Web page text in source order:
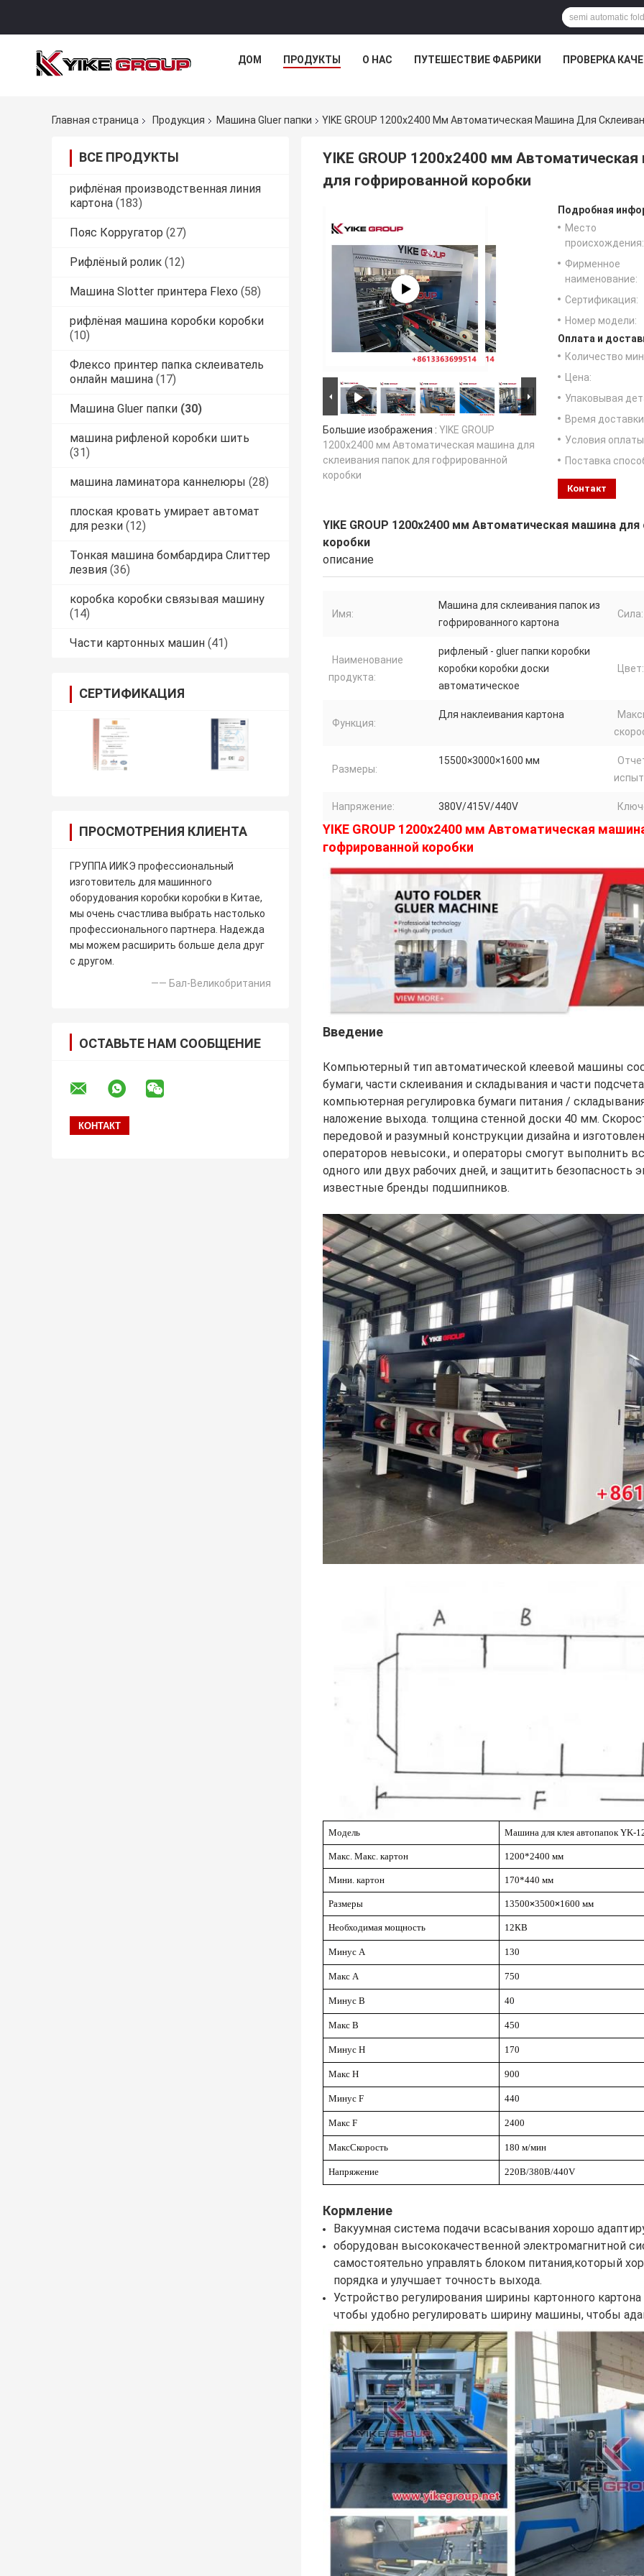
ДОМ ПРОДУКТЫ О НАС ПУТЕШЕСТВИЕ ФАБРИКИ ПРОВЕРКА
Главная страница Продукция Машина Gluer папки YIKE GROUP 1200x2400 Мм Автоматическая Машина Для
ВСЕ ПРОДУКТЫ
рифлёная производственная линия
картона (183)
Пояс Корругатор (27)
Рифлёный ролик (12)
Машина Slotter принтера Flexo (58)
рифлёная машина коробки коробки
(10)
Флексо принтер папка склеиватель
онлайн машина (17)
Машина Gluer папки (30)
машина рифленой коробки шить
(31)
машина ламинатора каннелюры (28)
плоская кровать умирает автомат
для резки (12)
Тонкая машина бомбардира Слиттер
лезвия (36)
коробка коробки связывая машину
(14)
Части картонных машин (41)
СЕРТИФИКАЦИЯ
ПРОСМОТРЕНИЯ КЛИЕНТА
ГРУППА ИИКЭ профессиональный
изготовитель для машинного
оборудования коробки коробки в Китае,
мы очень счастлива выбрать настолько
профессионального партнера. Надежда
мы можем расширить больше дела друг
с другом.
—— Бал-Великобритания
ОСТАВЬТЕ НАМ СООБЩЕНИЕ
YIKE GROUP 1200x2400 мм
для гофрированной коробки
Большие изображения : YIKE GROUP
1200x2400 мм Автоматическая машина для
склеивания папок для гофрированной
коробки
Подробная
Место
происхождения:
Фирменное
наименование:
Сертификация:
Номер модели:
Оплата и
Количество
Цена:
Упаковывая
Время
Условия
Поставка
Контакт
YIKE GROUP 1200x2400 мм Автоматическая машина
коробки
описание
Имя:
Машина для склеивания папок из
гофрированного картона
Сила:
Наименование
продукта:
рифленый - gluer папки коробки
коробки коробки доски
автоматическое
Цвет:
Функция:
Для наклеивания картона
Размеры:
15500×3000×1600 мм
Напряжение: 380V/415V/440V
YIKE GROUP 1200x2400 мм Автоматическая
гофрированной коробки
Введение
Компьютерный тип автоматической клеевой машины
бумаги, части склеивания и складывания и части
компьютерная регулировка бумаги питания /
наложение выхода. толщина стенной доски 40 мм.
передовой и разумный конструкции дизайна и
операторов невысоки., и операторы смогут выполнить
одного или двух рабочих дней, и защитить безопасность
известные бренды подшипников.
Модель Машина для клея автопапок YK-
Макс. Макс. картон 1200*2400 мм
Мини. картон 170*440 мм
Размеры 13500×3500×1600 мм
Необходимая мощность 12КВ
Минус А 130
Макс А 750
Минус B 40
Макс B 450
Минус H 170
Макс H 900
Минус F 440
Макс F 2400
МаксСкорость 180 м/мин
Напряжение 220В/380В/440V
Кормление
Вакуумная система подачи всасывания хорошо
оборудован высококачественной электромагнитной
самостоятельно управлять блоком питания,который
порядка и улучшает точность выхода.
Устройство регулирования ширины картонного
чтобы удобно регулировать ширину машины, чтобы